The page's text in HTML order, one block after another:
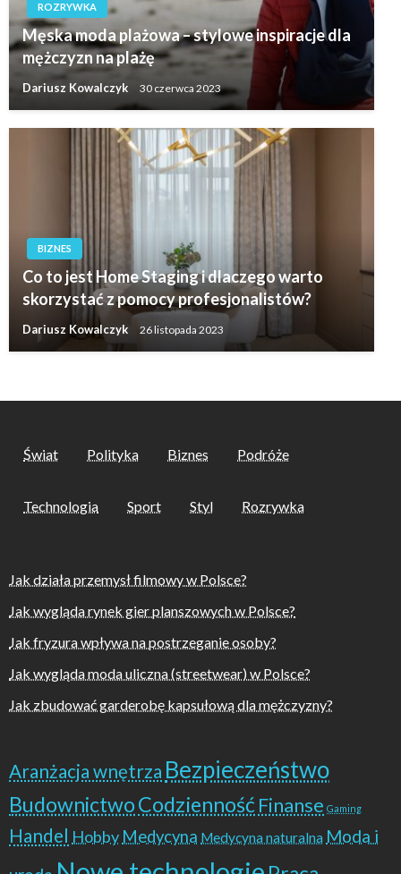
ROZRYWKA
Męska moda plażowa – stylowe inspiracje dla
mężczyzn na plażę
Dariusz Kowalczyk 30 czerwca 2023
BIZNES
Co to jest Home Staging i dlaczego warto
skorzystać z pomocy profesjonalistów?
Dariusz Kowalczyk 26 listopada 2023
Świat Polityka Biznes Podróże
Technologia Sport Styl Rozrywka
Jak działa przemysł filmowy w Polsce?
Jak wygląda rynek gier planszowych w Polsce?
Jak fryzura wpływa na postrzeganie osoby?
Jak wygląda moda uliczna (streetwear) w Polsce?
Jak zbudować garderobę kapsułową dla mężczyzny?
Aranżacja wnętrza Bezpieczeństwo
BudownictwoCodziennośćFinanse Gaming
Handel Hobby Medycyna Medycyna naturalna Moda i